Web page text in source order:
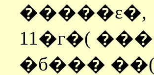
�����ε�,
11�г�(
�б��� ��(